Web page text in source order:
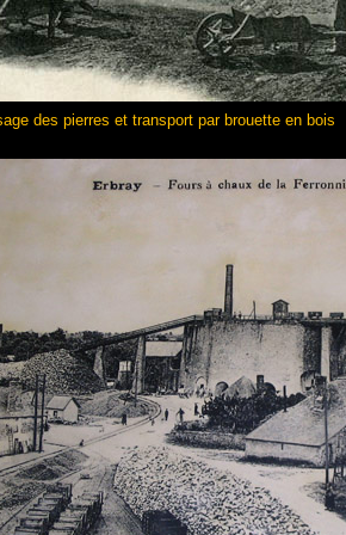
des pierres et transport par brouette en bois